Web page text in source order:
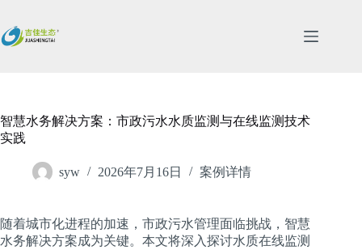
内
智慧水务解决方案：市政污水水质监测与在线监测技术
实践
syw 2026年7月16日 案例详情
随着城市化进程的加速，市政污水管理面临挑战，智慧
水务解决方案成为关键。本文将深入探讨水质在线监测